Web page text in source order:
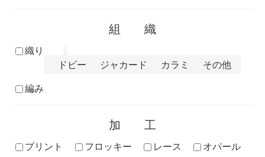
組織
織り
ドビー
ジャカード カラミ その他
編み
加工
プリント フロッキー レース
オパール